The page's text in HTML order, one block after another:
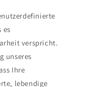
es
verspricht.
unseres
Ihre
lebendige